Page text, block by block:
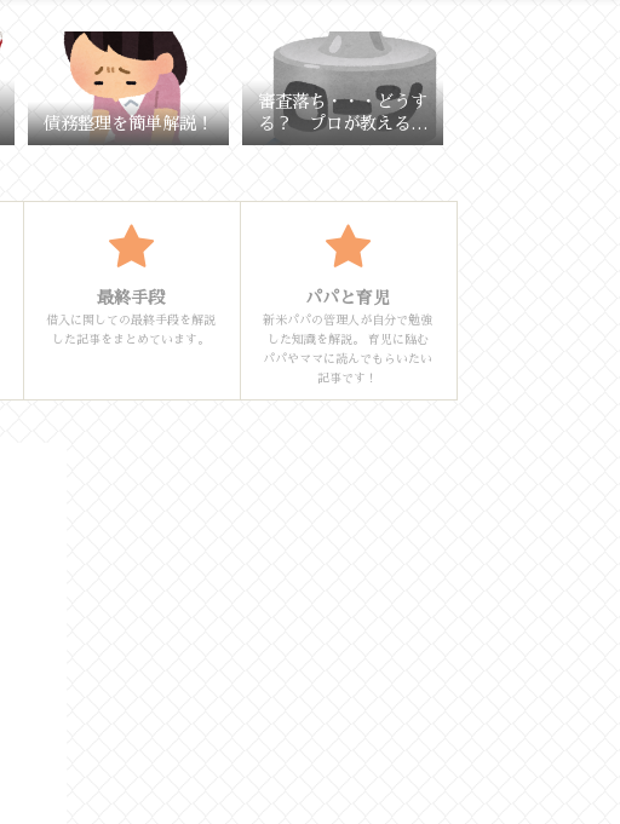
債務整理を簡単解説！
審査落ち・・・どうす
る？ プロが教える理
由と対策
最終手段
借入に関しての最終手段を解説
した記事をまとめています。
パパと育児
新米パパの管理人が自分で勉強
した知識を解説。 育児に臨む
パパやママに読んでもらいたい
記事です！